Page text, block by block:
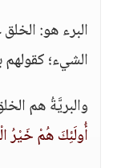
البرء هو:
الشيء؛
والبريَّةُ هم
أُولَئِكَ هُمْ خَيْرُ